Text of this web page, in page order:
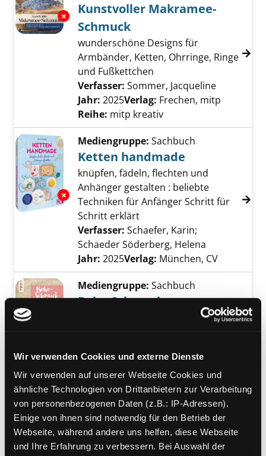
Wir verwenden Cookies und externe Dienste
Wir verwenden auf unserer Webseite Cookies und
ähnliche Technologien von Drittanbietern zur Verarbeitung
von personenbezogenen Daten (z.B.: IP-Adressen).
Einige von ihnen sind notwendig für den Betrieb der
Webseite, während andere uns helfen, diese Webseite
und Ihre Erfahrung zu verbessern. Bei Auswahl der
Exemplar-Details von Kunstvoller
Kunstvoller Makramee-
Schmuck
wunderschöne Designs für
Armbänder, Ketten, Ohrringe, Ringe
und Fußkettchen
Verfasser: Sommer, Jacqueline
Jahr: 2025Verlag: Frechen, mitp
Reihe: mitp kreativ
Exemplar-Details von Ketten handmade
Mediengruppe: Sachbuch
Ketten handmade
knüpfen, fädeln, flechten und
Anhänger gestalten : beliebte
Techniken für Anfänger Schritt für
Schritt erklärt
Verfasser: Schaefer, Karin;
Schaeder Söderberg, Helena
Jahr: 2025Verlag: München, CV
Exemplar-Details von Boho-Schmuck
Mediengruppe: Sachbuch
Boho-Schmuck
Ohrringe, Armbänder und Ketten
Jahr:2020
Verlag:Stuttgart, Frech-Verl.
Reihe: Topp; 4368, Boho love
Mediengruppe:Kinderbuch
10.; Suche nach dem
Drachenjuwel